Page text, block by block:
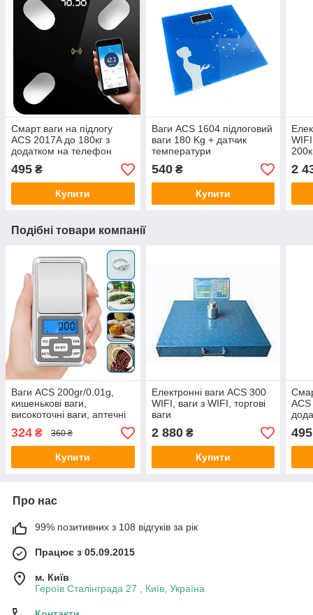
Смарт ваги на підлогу
ACS 2017A до 180кг з
додатком на телефон
495 ₴
Купити
Ваги ACS 1604 підлоговий
ваги 180 Kg + датчик
температури
540₴
Купити
2
Подібні товари компанії
Ваги ACS 200gr/0.01g,
кишенькові ваги,
високоточні ваги, аптечні
коми
324 ₴ 360 ₴
Купити
Електронні ваги ACS 300
WIFI, ваги з WIFI, торгові
ваги
2 880₴
Купити
ACS
495
Про нас
99% позитивних з 108 відгуків за рік
Працює з 05.09.2015
м. Київ
Героїв Сталінграда 27 , Київ, Україна